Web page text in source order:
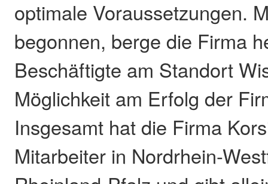
optimale Voraussetzungen.
begonnen, berge die Firma
Beschäftigte am Standort
Möglichkeit am Erfolg der
Insgesamt hat die Firma
Mitarbeiter in Nordrhein-